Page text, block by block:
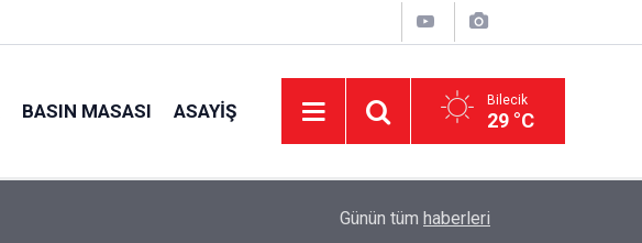
BASIN MASASI ASAYIŞ Bilecik
29 °C
Hasat Yangınlarına Karşı Bilgilendirme
Günün tüm haberleri